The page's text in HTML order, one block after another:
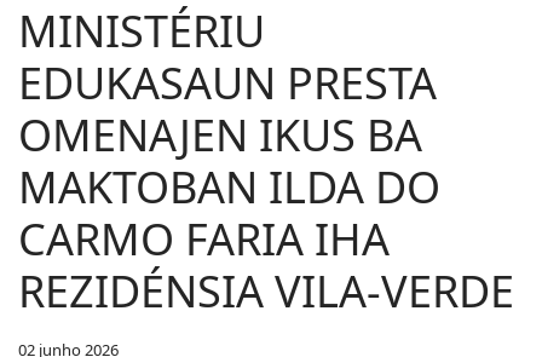
MINISTÉRIU
EDUKASAUN PRESTA
OMENAJEN IKUS BA
MAKTOBAN ILDA DO
CARMO FARIA IHA
REZIDÉNSIA VILA-VERDE
02 junho 2026